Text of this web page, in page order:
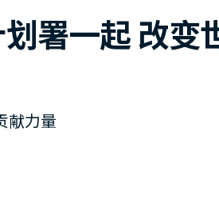
署一起 改变
献力量